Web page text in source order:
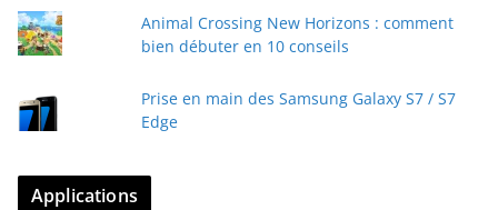
Animal Crossing New Horizons : comment
bien débuter en 10 conseils
Prise en main des Samsung Galaxy S7 / S7
Edge
Applications